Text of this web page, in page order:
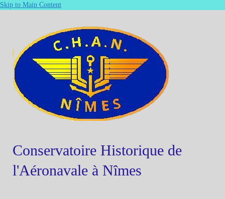
Skip to Main Content
Conservatoire Historique de
l'Aéronavale à Nîmes